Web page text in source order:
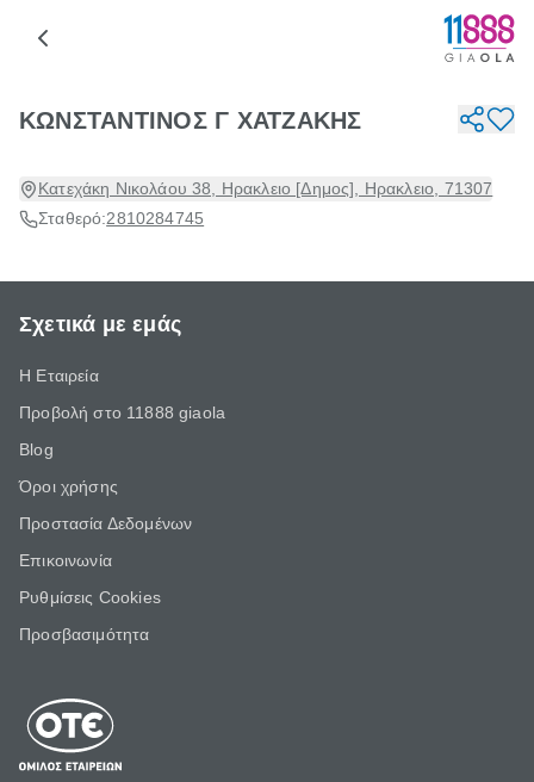
ΚΩΝΣΤΑΝΤΙΝΟΣ Γ ΧΑΤΖΑΚΗΣ
Κατεχάκη Νικολάου 38, Ηρακλειο [Δημος], Ηρακλειο, 71307
Σταθερό:2810284745
Σχετικά με εμάς
Η Εταιρεία
Προβολή στο 11888 giaola
Blog
Όροι χρήσης
Προστασία Δεδομένων
Επικοινωνία
Ρυθμίσεις Cookies
Προσβασιμότητα